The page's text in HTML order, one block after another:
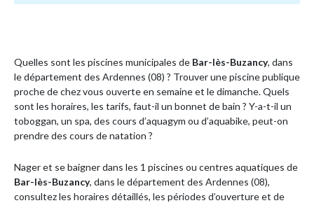
Quelles sont les piscines municipales de Bar-lès-Buzancy, dans
le département des Ardennes (08) ? Trouver une piscine publique
proche de chez vous ouverte en semaine et le dimanche. Quels
sont les horaires, les tarifs, faut-il un bonnet de bain ? Y-a-t-il un
toboggan, un spa, des cours d’aquagym ou d’aquabike, peut-on
prendre des cours de natation ?
Nager et se baigner dans les 1 piscines ou centres aquatiques de
Bar-lès-Buzancy, dans le département des Ardennes (08),
consultez les horaires détaillés, les périodes d’ouverture et de